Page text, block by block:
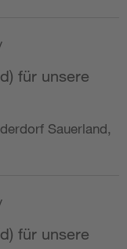
für unsere
Sauerland,
für unsere